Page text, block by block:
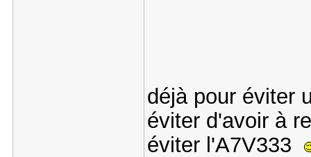
déjà pour éviter
éviter d'avoir à
éviter l'A7V333